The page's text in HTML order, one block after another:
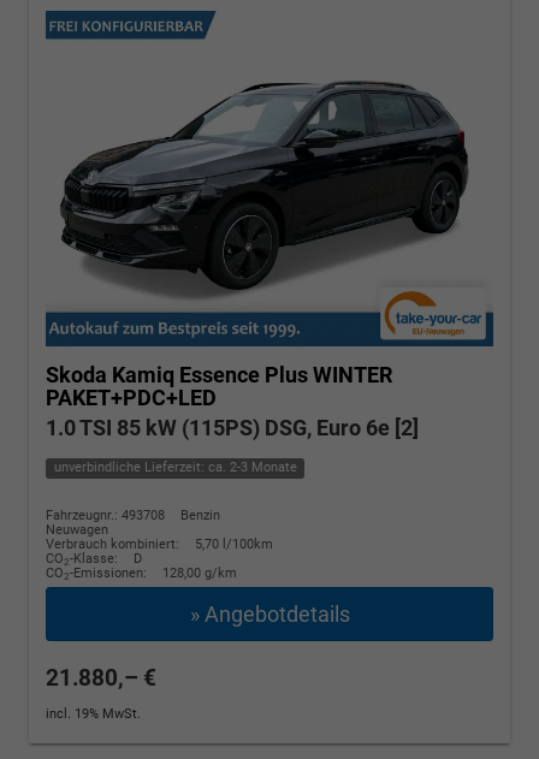
Skoda Kamiq Essence Plus WINTER
PAKET+PDC+LED
1.0 TSI 85 kW (115PS) DSG, Euro 6e [2]
unverbindliche Lieferzeit: ca. 2-3 Monate
Fahrzeugnr.: 493708
Benzin
Neuwagen
Verbrauch kombiniert:
5,70 l/100km
CO2-Klasse:
D
CO2-Emissionen: 128,00 g/km
» Angebotdetails
21.880,– €
incl. 19% MwSt.